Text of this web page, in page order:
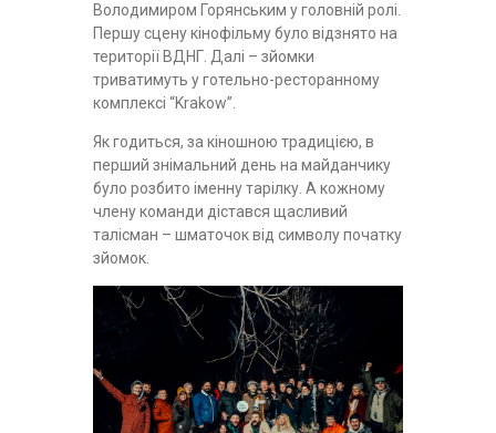
Володимиром Горянським у головній ролі.
Першу сцену кінофільму було відзнято на
території ВДНГ. Далі – зйомки
триватимуть у готельно-ресторанному
комплексі “Krakow”.
Як годиться, за кіношною традицією, в
перший знімальний день на майданчику
було розбито іменну тарілку. А кожному
члену команди дістався щасливий
талісман – шматочок від символу початку
зйомок.